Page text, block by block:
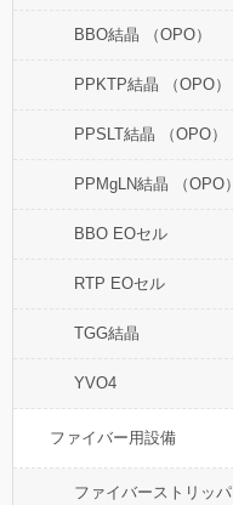
BBO結晶 （OPO）
PPKTP結晶 （OPO）
PPSLT結晶 （OPO）
PPMgLN結晶 （OPO）
BBO EOセル
RTP EOセル
TGG結晶
YVO4
ファイバー用設備
ファイバーストリッ